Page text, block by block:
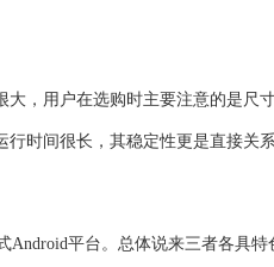
，用户在选购时主要注意的是尺
时间很长，其稳定性更是直接关
平台。总体说来三者各具